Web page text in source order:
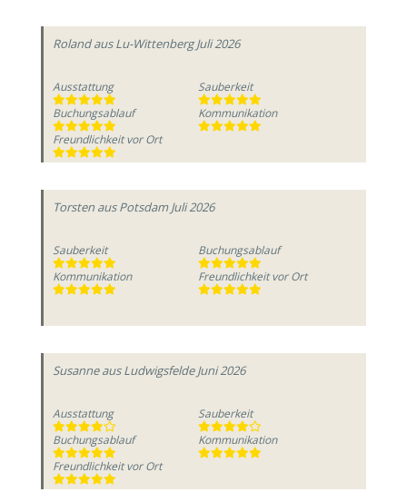
Rolandaus Lu-Wittenberg Juli 2026
Ausstattung
Sauberkeit
Buchungsablauf
Kommunikation
Freundlichkeit vor Ort
Torsten aus Potsdam Juli 2026
Sauberkeit
Buchungsablauf
Kommunikation
Freundlichkeit vor Ort
Susanneaus Ludwigsfelde Juni 2026
Ausstattung
Sauberkeit
Buchungsablauf
Kommunikation
Freundlichkeit vor Ort